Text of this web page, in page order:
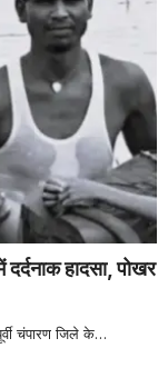
हादसा, पोखर
चंपारण जिले के…